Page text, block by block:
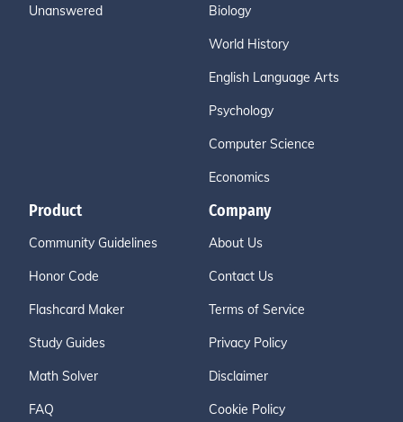
Unanswered Biology
World History
English Language Arts
Psychology
Computer Science
Economics
Product
Community Guidelines
Honor Code
Flashcard Maker
Study Guides
Math Solver
FAQ
Company
About Us
Contact Us
Terms of Service
Privacy Policy
Disclaimer
Cookie Policy